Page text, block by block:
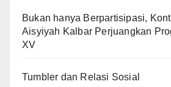
Bukan hanya Berpartisipasi,
Aisyiyah Kalbar Perjuangkan
XV
Tumbler dan Relasi Sosial